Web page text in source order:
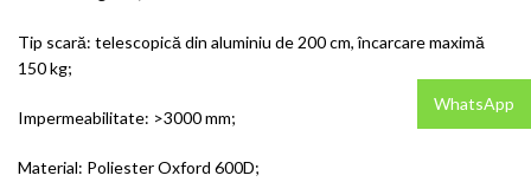
Tip scară: telescopică din aluminiu de 200 cm, încarcare maximă
150 kg;
Impermeabilitate: >3000 mm;
Material: Poliester Oxford 600D;
WhatsApp